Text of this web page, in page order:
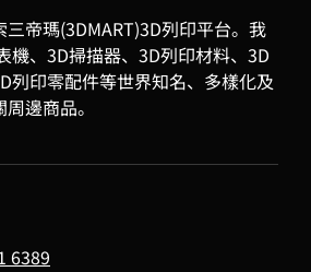
帝瑪(3DMART)3D列印平台。我
機、3D掃描器、3D列印材料、3D
列印零配件等世界知名、多樣化及
邊商品。
6389